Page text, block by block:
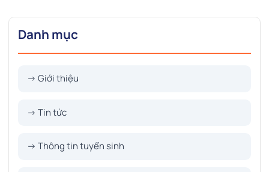
Danh mục
→ Giới thiệu
→ Tin tức
→ Thông tin tuyển sinh